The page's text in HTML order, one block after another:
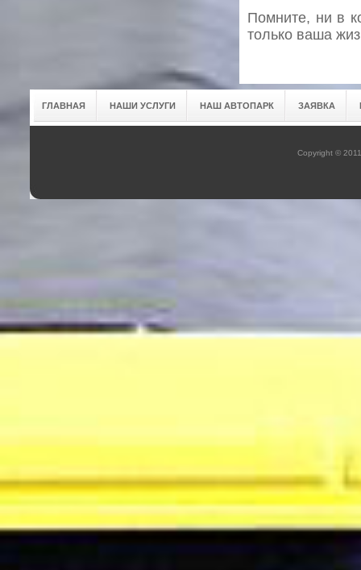
Помните, ни в
только ваша
ГЛАВНАЯ НАШИ УСЛУГИ НАШ АВТОПАРК ЗАЯВКА
Copyright ©